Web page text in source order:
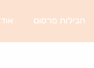
חבילות פרסום